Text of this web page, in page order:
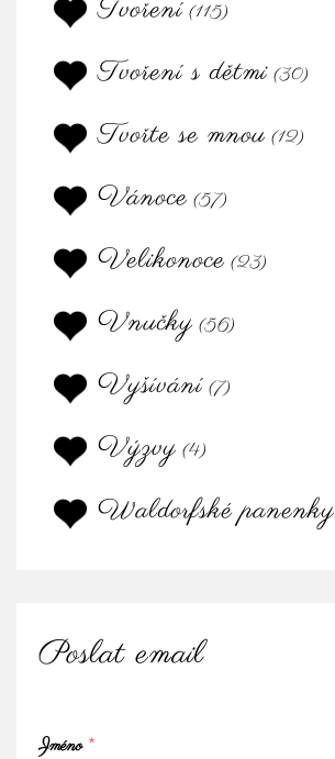
Tvoření (115)
Tvoření s dětmi (30)
Tvořte se mnou (12)
Vánoce (57)
Velikonoce (23)
Vnučky (56)
Vyšívání (7)
Výzvy (4)
Waldorfské panenky
Poslat email
Jméno *